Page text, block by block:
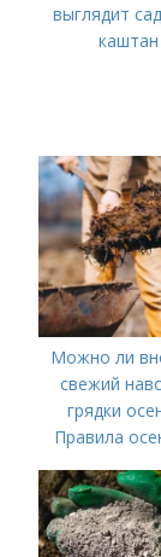
выглядит
каштан
Можно ли
свежий
грядки
Правила